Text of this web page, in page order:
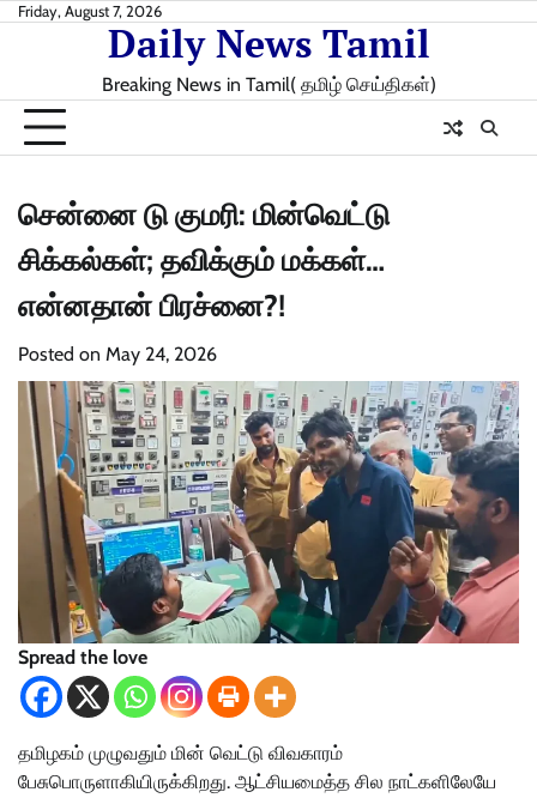
SkipFriday, August 7, 2026
Daily News Tamil
Breaking News in Tamil( தமிழ் செய்திகள்)
சென்னை டு குமரி: மின்வெட்டு
சிக்கல்கள்; தவிக்கும் மக்கள்…
என்னதான் பிரச்னை?!
Posted on May 24, 2026
Spread the love
தமிழகம் முழுவதும் மின் வெட்டு விவகாரம்
பேசுபொருளாகியிருக்கிறது. ஆட்சியமைத்த சில நாட்களிலேயே